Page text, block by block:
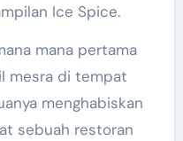
Ice Spice.
mana pertama
mesra di tempat
menghabiskan
sebuah restoran